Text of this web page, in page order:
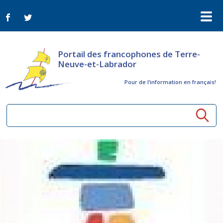
Portail des francophones de Terre-
Neuve-et-Labrador
Pour de l‘information en français!
Ressources communautaires
Activités à distance
Arts et culture
Appels d'offres du secteur culturel
Plan de Développement Global
Organismes
Bulletin Le FrancoTNL